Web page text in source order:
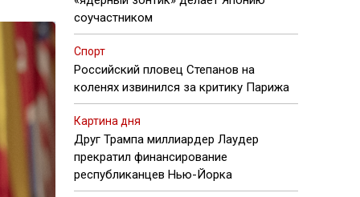
соучастником
Спорт
Российский пловец Степанов на
коленях извинился за критику Парижа
Картина дня
Друг Трампа миллиардер Лаудер
прекратил финансирование
республиканцев Нью-Йорка